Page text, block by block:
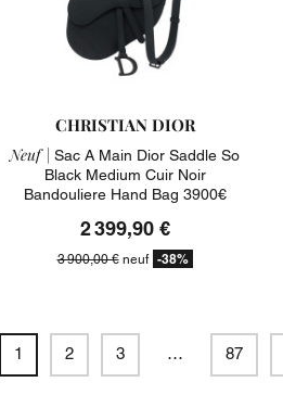
CHRISTIAN DIOR
Neuf | Sac A Main Dior Saddle So
Black Medium Cuir Noir
Bandouliere Hand Bag 3900€
2 399,90 €
3 900,00 €neuf -38%
1 2 3 … 87